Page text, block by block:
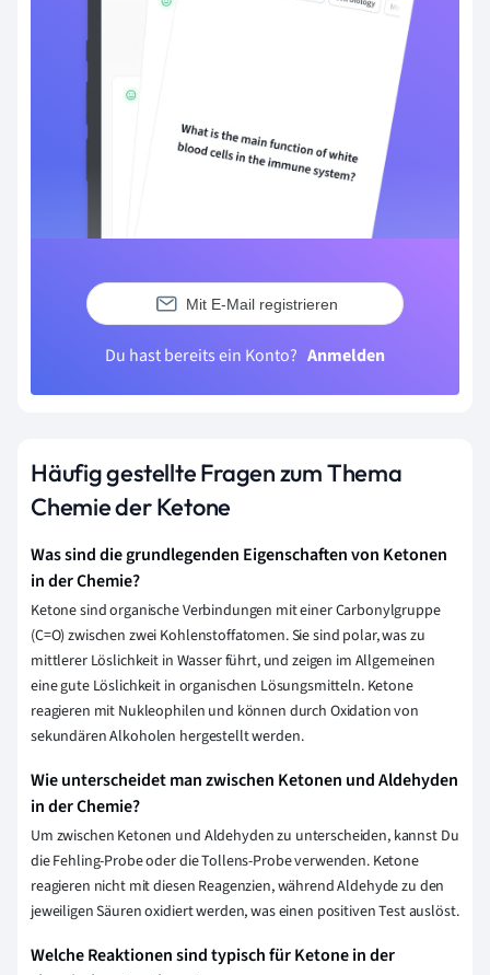
Mit E-Mail registrieren
Du hast bereits ein Konto? Anmelden
Häufig gestellte Fragen zum Thema
Chemie der Ketone
Was sind die grundlegenden Eigenschaften von Ketonen
in der Chemie?
Ketone sind organische Verbindungen mit einer Carbonylgruppe
(C=O) zwischen zwei Kohlenstoffatomen. Sie sind polar, was zu
mittlerer Löslichkeit in Wasser führt, und zeigen im Allgemeinen
eine gute Löslichkeit in organischen Lösungsmitteln. Ketone
reagieren mit Nukleophilen und können durch Oxidation von
sekundären Alkoholen hergestellt werden.
Wie unterscheidet man zwischen Ketonen und Aldehyden
in der Chemie?
Um zwischen Ketonen und Aldehyden zu unterscheiden, kannst Du
die Fehling-Probe oder die Tollens-Probe verwenden. Ketone
reagieren nicht mit diesen Reagenzien, während Aldehyde zu den
jeweiligen Säuren oxidiert werden, was einen positiven Test auslöst.
Welche Reaktionen sind typisch für Ketone in der